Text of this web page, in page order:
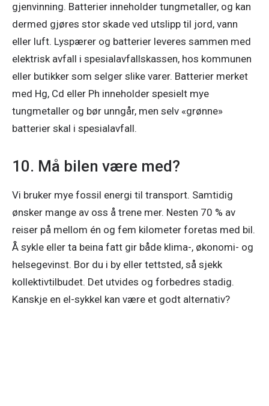
gjenvinning. Batterier inneholder tungmetaller, og kan
dermed gjøres stor skade ved utslipp til jord, vann
eller luft. Lyspærer og batterier leveres sammen med
elektrisk avfall i spesialavfallskassen, hos kommunen
eller butikker som selger slike varer. Batterier merket
med Hg, Cd eller Ph inneholder spesielt mye
tungmetaller og bør unngår, men selv «grønne»
batterier skal i spesialavfall.
10. Må bilen være med?
Vi bruker mye fossil energi til transport. Samtidig
ønsker mange av oss å trene mer. Nesten 70 % av
reiser på mellom én og fem kilometer foretas med bil.
Å sykle eller ta beina fatt gir både klima-, økonomi- og
helsegevinst. Bor du i by eller tettsted, så sjekk
kollektivtilbudet. Det utvides og forbedres stadig.
Kanskje en el-sykkel kan være et godt alternativ?